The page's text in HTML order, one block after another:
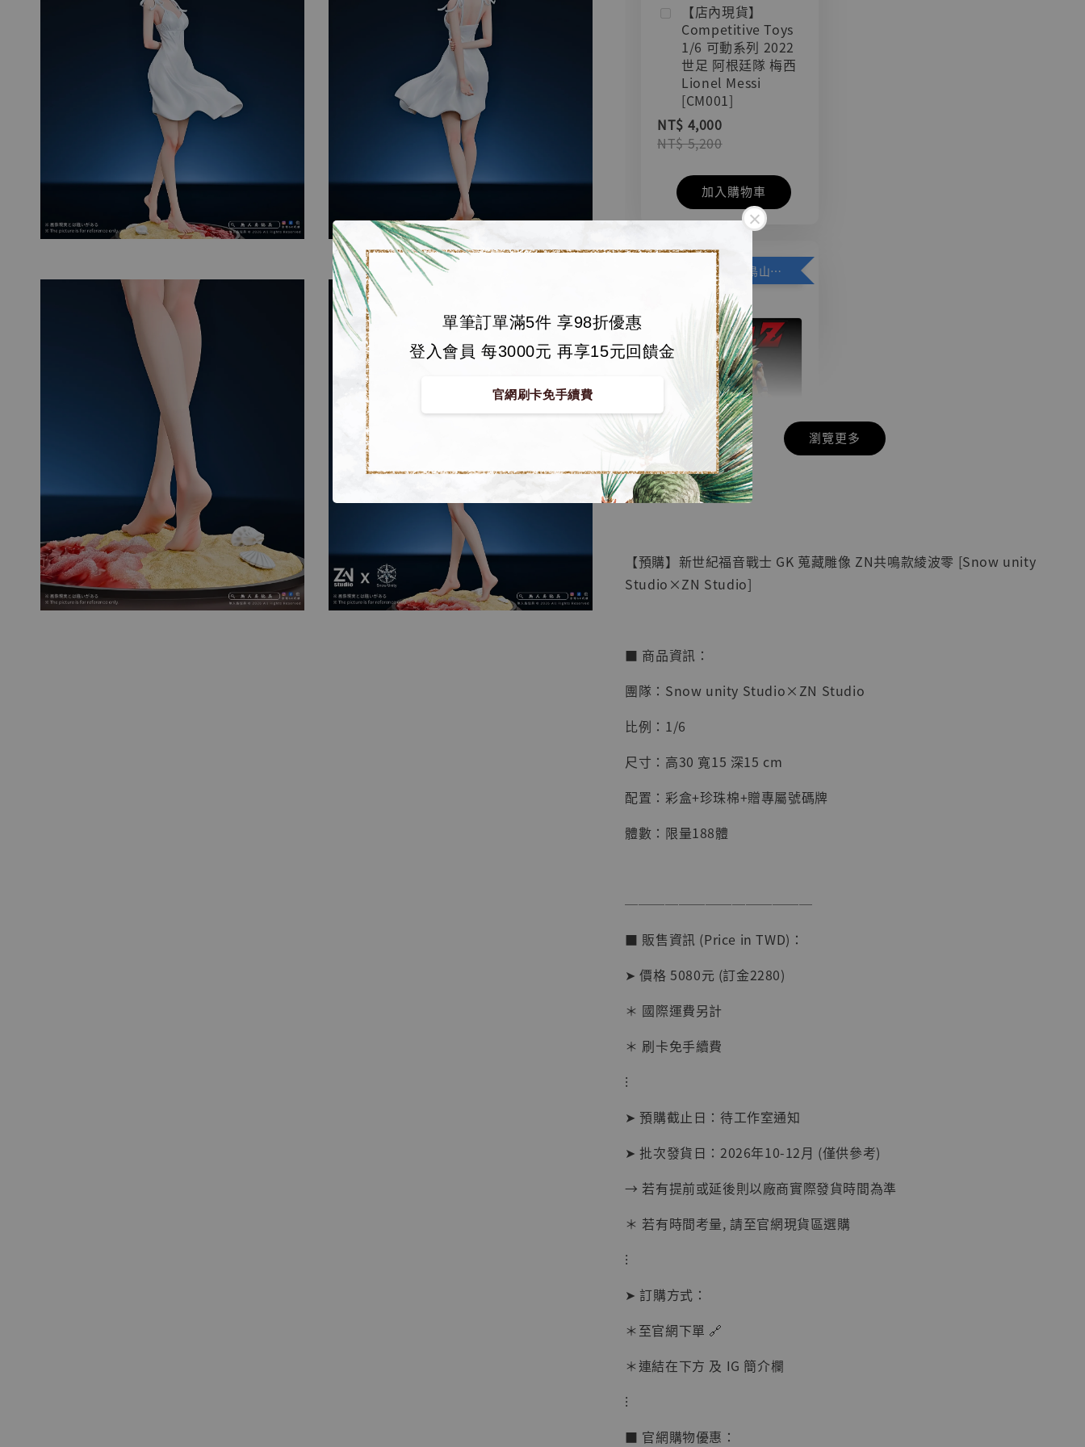
單筆訂單滿5件 享98折優惠
登入會員 每3000元 再享15元回饋金
官網刷卡免手續費
【店內現貨】
Competitive Toys
1/6 可動系列 2022
世足 阿根廷隊 梅西
Lionel Messi
[CM001]
NT$ 4,000
NT$ 5,200
加入購物車
加購優惠【悟空 鳥山明紀念款 [奇蹟工作室]】
【店內現貨】七龍珠
系列蒐藏雕像 悟空
NT$ 4,280
NT$ 5,580
- +
【店內現貨】海賊王
系列蒐藏雕像 布魯
克達摩 [7STARS
Studio]
NT$ 1,500
加購優惠【讓子彈飛 鵝城縣長 張麻子 [BK01]】
【現貨】
彈飛 鵝城縣長 張麻
瀏覽更多
🏝【無人島玩具】
【預購】新世紀福音戰士 GK 蒐藏雕像 ZN共鳴款綾波零 [Snow unity
Studio×ZN Studio]
■ 商品資訊：
團隊：Snow unity Studio×ZN Studio
比例：1/6
尺寸：高30 寬15 深15 cm
配置：彩盒+珍珠棉+贈專屬號碼牌
體數：限量188體
──────────────
■ 販售資訊 (Price in TWD)：
➤ 價格 5080元 (訂金2280)
＊ 國際運費另計
＊ 刷卡免手續費
⁝
➤ 預購截止日：待工作室通知
➤ 批次發貨日：2026年10-12月 (僅供參考)
→ 若有提前或延後則以廠商實際發貨時間為準
＊ 若有時間考量, 請至官網現貨區選購
⁝
➤ 訂購方式：
＊至官網下單 🔗
＊連結在下方 及 IG 簡介欄
⁝
■ 官網購物優惠：